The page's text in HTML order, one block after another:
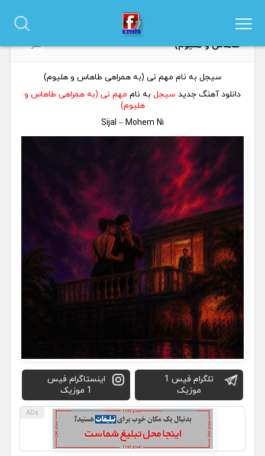
دانلود آهنگ سیجل به نام مهم نی (به همراهی
طاهاس و هلیوم)
نظر
سیجل به نام مهم نی (به همراهی طاهاس و هلیوم)
دانلود آهنگ جدید سیجل به نام مهم نی (به همراهی طاهاس و
هلیوم)
Sijal – Mohem Ni
تلگرام فیس 1
موزیک
اینستاگرام فیس
1 موزیک